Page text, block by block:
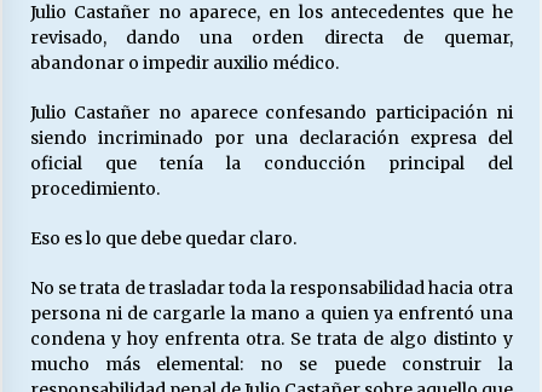
Julio Castañer no aparece, en los antecedentes que he
revisado, dando una orden directa de quemar,
abandonar o impedir auxilio médico.
Julio Castañer no aparece confesando participación ni
siendo incriminado por una declaración expresa del
oficial que tenía la conducción principal del
procedimiento.
Eso es lo que debe quedar claro.
No se trata de trasladar toda la responsabilidad hacia otra
persona ni de cargarle la mano a quien ya enfrentó una
condena y hoy enfrenta otra. Se trata de algo distinto y
mucho más elemental: no se puede construir la